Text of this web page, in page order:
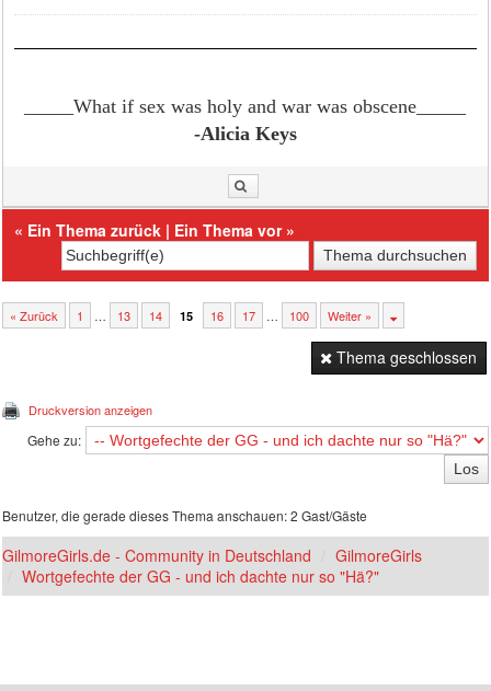
_____What if sex was holy and war was obscene
-Alicia Keys
« Ein Thema zurück | Ein Thema vor»
« Zurück 1 … 13 14 15 16 17 … 100 Weiter »
Thema geschlossen
Druckversion anzeigen
Gehe zu:
Benutzer, die gerade dieses Thema anschauen: 2 Gast/Gäste
GilmoreGirls.de - Community in Deutschland
GilmoreGirls
Wortgefechte der GG - und ich dachte nur so "Hä?"